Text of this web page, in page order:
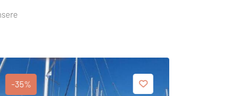
-35%